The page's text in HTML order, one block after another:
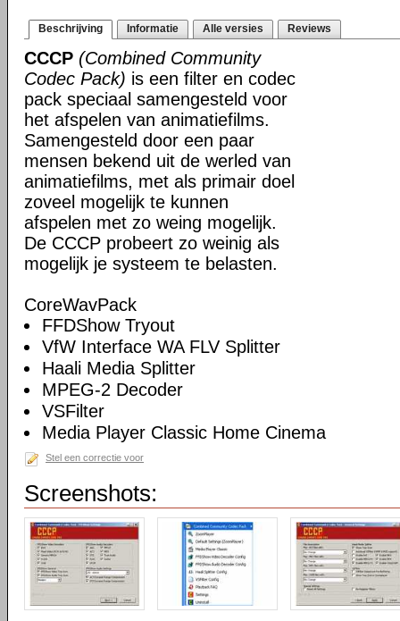
Beschrijving Informatie Alle versies Reviews
CCCP (Combined Community
Codec Pack) is een filter en codec
pack speciaal samengesteld voor
het afspelen van animatiefilms.
Samengesteld door een paar
mensen bekend uit de werled van
animatiefilms, met als primair doel
zoveel mogelijk te kunnen
afspelen met zo weing mogelijk.
De CCCP probeert zo weinig als
mogelijk je systeem te belasten.
CoreWavPack
FFDShow Tryout
VfW Interface WA FLV Splitter
Haali Media Splitter
MPEG-2 Decoder
VSFilter
Media Player Classic Home Cinema
Stel een correctie voor
Screenshots: